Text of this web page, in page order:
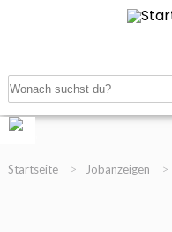
Registrieren
Login
Startseite > Jobanzeigen >